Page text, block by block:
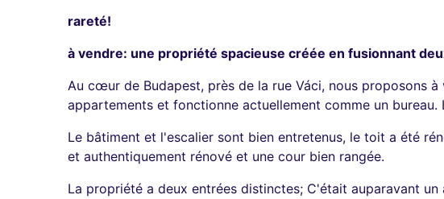
rareté!
à vendre: une propriété spacieuse créée en fusionnant
Au cœur de Budapest, près de la rue Váci, nous proposons
appartements et fonctionne actuellement comme un
Le bâtiment et l'escalier sont bien entretenus, le toit a été
et authentiquement rénové et une cour bien rangée.
La propriété a deux entrées distinctes; C'était auparavant